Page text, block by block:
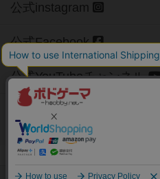
公式instagram
公式Facebook
公式YouTubeチャンネル